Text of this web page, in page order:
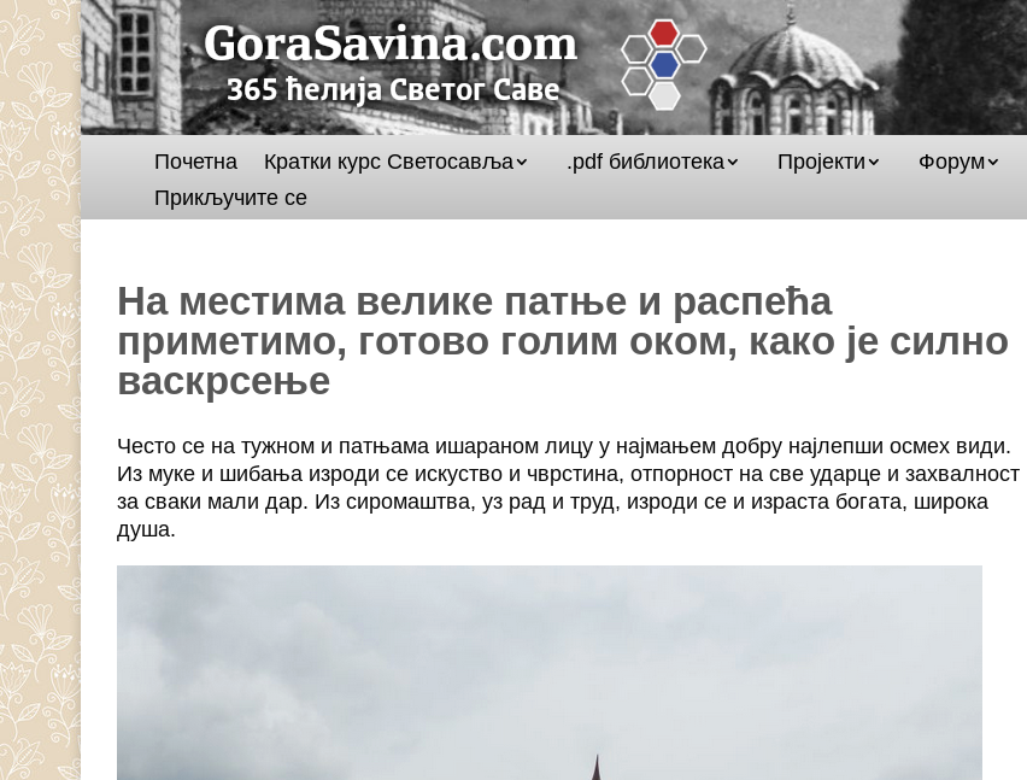
Почетна Кратки курс Светосавља .pdf библиотека Пројекти
Форум
Прикључите се
На местима велике патње и распећа
приметимо, готово голим оком, како је силно
васкрсење
Често се на тужном и патњама ишараном лицу у најмањем добру најлепши осмех види.
Из муке и шибања изроди се искуство и чврстина, отпорност на све ударце и захвалност
за сваки мали дар. Из сиромаштва, уз рад и труд, изроди се и израста богата, широка
душа.